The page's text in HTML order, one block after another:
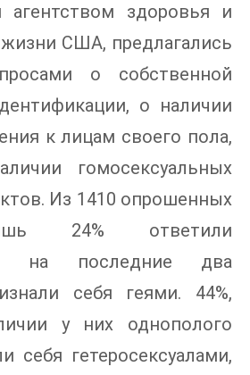
агентством здоровья и
США, предлагались
о собственной
о наличии
к лицам своего пола,
гомосексуальных
Из 1410 опрошенных
24% ответили
на последние два
себя геями. 44%,
у них однополого
себя гетеросексуалами,